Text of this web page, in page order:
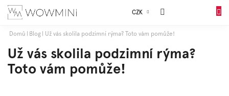
Přejít
CZK
Sales
Chlapci
Domů Blog Už vás skolila podzimní rýma? Toto vám pomůže!
Už vás skolila podzimní rýma?
Toto vám pomůže!